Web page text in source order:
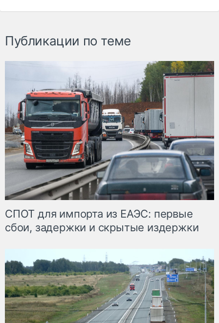
Публикации по теме
СПОТ для импорта из ЕАЭС: первые
сбои, задержки и скрытые издержки